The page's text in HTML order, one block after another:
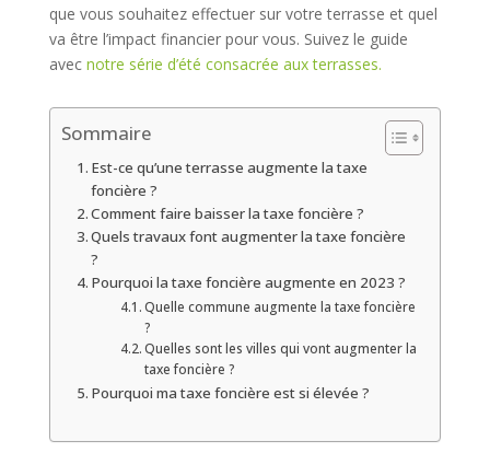
que vous souhaitez effectuer sur votre terrasse et quel
va être l’impact financier pour vous. Suivez le guide
avec notre série d’été consacrée aux terrasses.
Sommaire
Est-ce qu’une terrasse augmente la taxe
foncière ?
Comment faire baisser la taxe foncière ?
Quels travaux font augmenter la taxe foncière
?
Pourquoi la taxe foncière augmente en 2023 ?
Quelle commune augmente la taxe foncière
?
Quelles sont les villes qui vont augmenter la
taxe foncière ?
Pourquoi ma taxe foncière est si élevée ?